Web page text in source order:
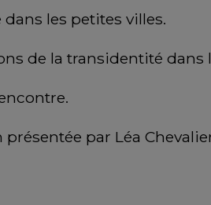
les petites villes.
de la transidentité dans
par Léa